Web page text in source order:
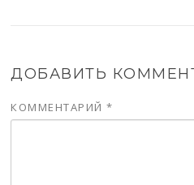
ДОБАВИТЬ
КОММЕНТАРИЙ*